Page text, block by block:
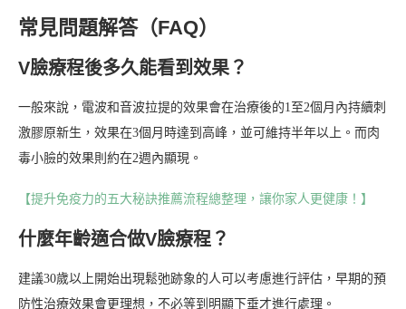
常見問題解答（FAQ）
V臉療程後多久能看到效果？
一般來說，電波和音波拉提的效果會在治療後的1至2個月內持續刺
激膠原新生，效果在3個月時達到高峰，並可維持半年以上。而肉
毒小臉的效果則約在2週內顯現。
【提升免疫力的五大秘訣推薦流程總整理，讓你家人更健康！】
什麼年齡適合做V臉療程？
建議30歲以上開始出現鬆弛跡象的人可以考慮進行評估，早期的預
防性治療效果會更理想，不必等到明顯下垂才進行處理。